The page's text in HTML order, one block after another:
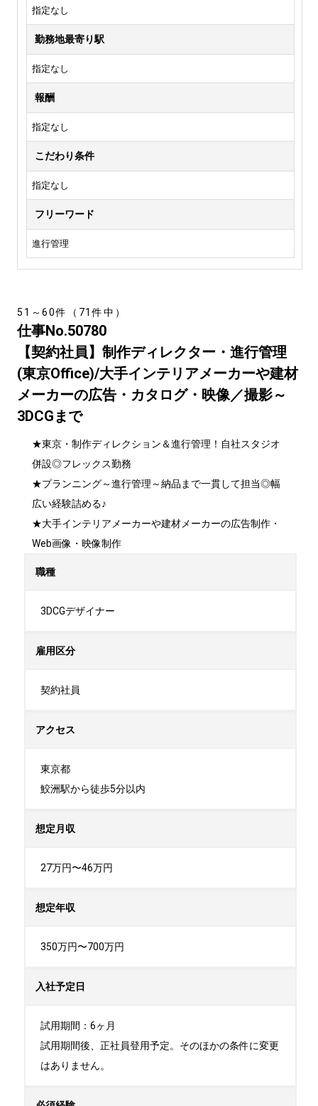
指定なし
勤務地最寄り駅
指定なし
報酬
指定なし
こだわり条件
指定なし
フリーワード
進行管理
51～60件（71件中）
仕事No.50780
【契約社員】制作ディレクター・進行管理
(東京Office)/大手インテリアメーカーや建材
メーカーの広告・カタログ・映像／撮影～
3DCGまで
★東京・制作ディレクション＆進行管理！自社スタジオ
併設◎フレックス勤務
★プランニング～進行管理～納品まで一貫して担当◎幅
広い経験詰める♪
★大手インテリアメーカーや建材メーカーの広告制作・
Web画像・映像制作
職種
3DCGデザイナー
雇用区分
契約社員
アクセス
東京都
鮫洲駅から徒歩5分以内
想定月収
27万円〜46万円
想定年収
350万円〜700万円
入社予定日
試用期間：6ヶ月
試用期間後、正社員登用予定。そのほかの条件に変更
はありません。